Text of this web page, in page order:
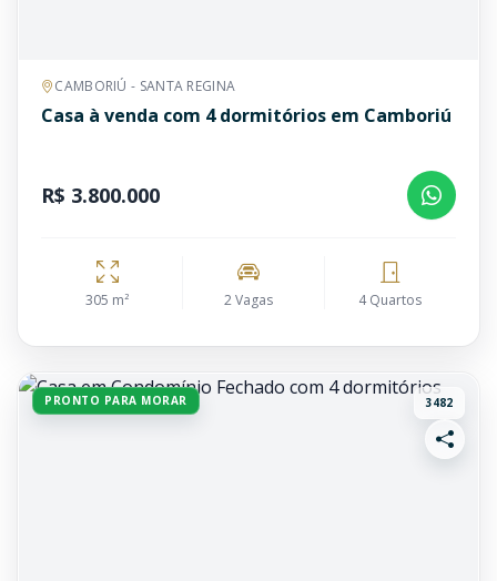
CAMBORIÚ - SANTA REGINA
Casa à venda com 4 dormitórios em Camboriú
R$ 3.800.000
305 m² 2 Vagas 4 Quartos
PRONTO PARA MORAR 3482